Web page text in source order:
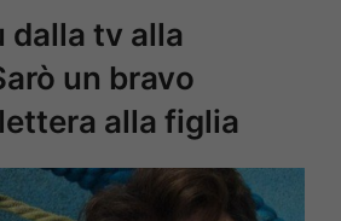
dalla tv alla
un bravo
alla figlia